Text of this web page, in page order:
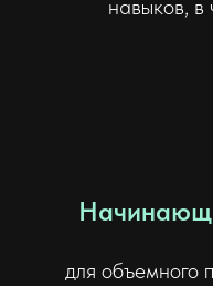
навыков, в
для объемного